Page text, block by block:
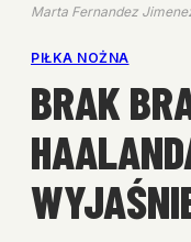
Marta Fernandez
PIŁKA NOŻNA
BRAK